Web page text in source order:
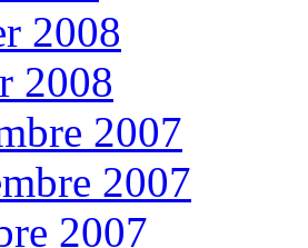
2008
2008
2007
2007
2007